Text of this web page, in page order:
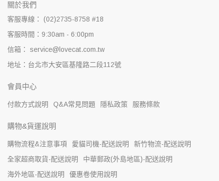
關於我們
客服專線： (02)2735-8758 #18
客服時間：9:30am - 6:00pm
信箱： service@lovecat.com.tw
地址：台北市大安區基隆路二段112號
會員中心
付款方式說明 Q&A常見問題 隱私政策 服務條款
購物&貨運說明
購物流程&注意事項 愛貓司機-配送說明
新竹物流-配送說明
全家超商取貨-配送說明
中華郵政(外島地區)-配送說明
海外地區-配送說明
優惠卷使用說明